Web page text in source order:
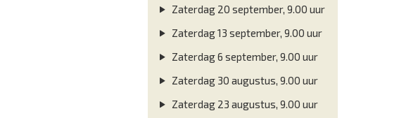
Zaterdag 20 september, 9.00 uur
Zaterdag 13 september, 9.00 uur
Zaterdag 6 september, 9.00 uur
Zaterdag 30 augustus, 9.00 uur
Zaterdag 23 augustus, 9.00 uur